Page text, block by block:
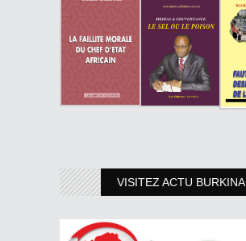
VISITEZ ACTU BURKINA